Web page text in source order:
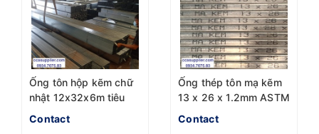
Ống tôn hộp kẽm chữ
nhật 12x32x6m tiêu
chuẩn ASTM A500
Contact
Ống thép tôn mạ kẽm
13 x 26 x 1.2mm ASTM
A500 nhà máy Hòa
Phát
Contact